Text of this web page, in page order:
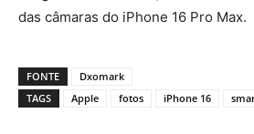
das câmaras do iPhone 16 Pro Max.
FONTE
Dxomark
TAGS
Apple fotos iPhone 16